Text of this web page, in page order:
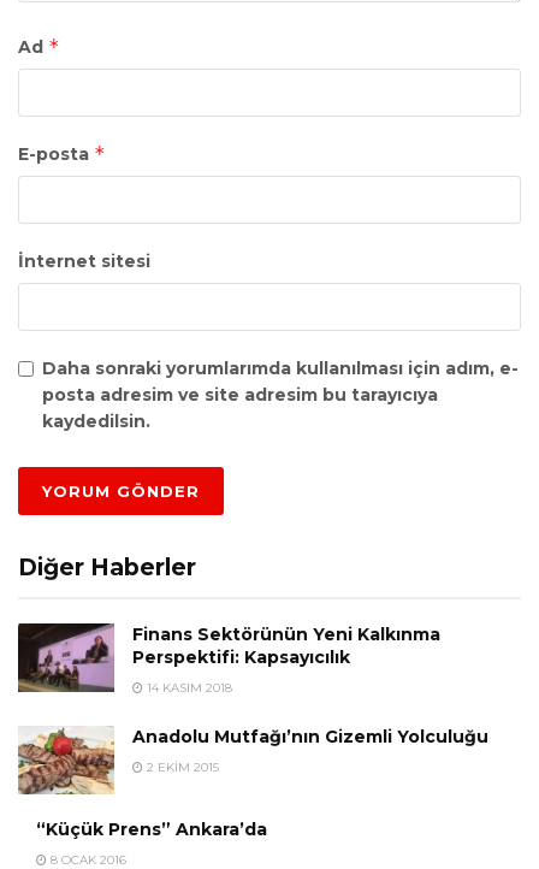
Ad *
E-posta *
İnternet sitesi
Daha sonraki yorumlarımda kullanılması için adım, e-
posta adresim ve site adresim bu tarayıcıya
kaydedilsin.
Diğer Haberler
Finans Sektörünün Yeni Kalkınma
Perspektifi: Kapsayıcılık
14 KASIM 2018
Anadolu Mutfağı’nın Gizemli Yolculuğu
2 EKIM 2015
“Küçük Prens” Ankara’da
8 OCAK 2016